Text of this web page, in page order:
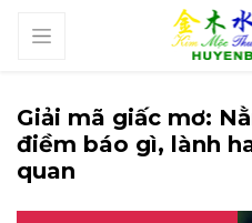
Giải mã giấc mơ:
điềm báo gì, lành
quan